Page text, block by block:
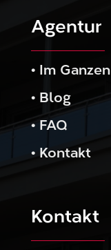
Agentur
•Im Ganzen
•Blog
•FAQ
•Kontakt
Kontakt